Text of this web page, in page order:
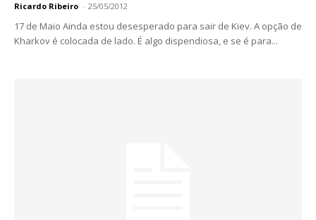
Ricardo Ribeiro - 25/05/2012
17 de Maio Ainda estou desesperado para sair de Kiev. A opção de
Kharkov é colocada de lado. É algo dispendiosa, e se é para...